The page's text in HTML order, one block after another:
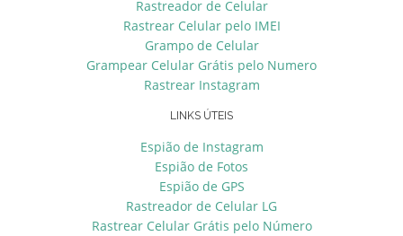
Rastreador de Celular
Rastrear Celular pelo IMEI
Grampo de Celular
Grampear Celular Grátis pelo Numero
Rastrear Instagram
LINKS ÚTEIS
Espião de Instagram
Espião de Fotos
Espião de GPS
Rastreador de Celular LG
Rastrear Celular Grátis pelo Número